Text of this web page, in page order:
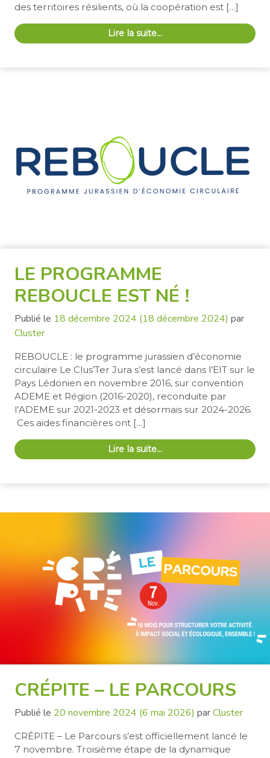
des territoires résilients, où la coopération est […]
Lire la suite…
LE PROGRAMME
REBOUCLE EST NÉ !
Publié le 18 décembre 2024 (18 décembre 2024) par
Cluster
REBOUCLE : le programme jurassien d’économie
circulaire Le Clus’Ter Jura s’est lancé dans l’EIT sur le
Pays Lédonien en novembre 2016, sur convention
ADEME et Région (2016-2020), reconduite par
l’ADEME sur 2021-2023 et désormais sur 2024-2026.
Ces aides financières ont […]
Lire la suite…
CRÉPITE – LE PARCOURS
Publié le 20 novembre 2024 (6 mai 2026) parCluster
CRÉPITE – Le Parcours s’est officiellement lancé le
7 novembre. Troisième étape de la dynamique